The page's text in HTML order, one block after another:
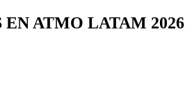
ATMO LATAM 2026